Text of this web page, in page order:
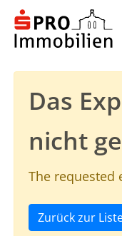
Das
nicht
The requested
Zurück zur